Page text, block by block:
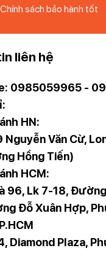
đều có thể sử dụng
và lược 2
là một dụng cụ cạo
nào cũng cần, đó là
và 7mm để cắt tỉa
người theo phong cách
phần lược tỉa ra để đạt
Chính sách bảo hành tốt
liên hệ
0985059965 -
HN:
Văn Cừ,
Hồng Tiến)
HCM:
96, Lk 7-18,
Đỗ Xuân Hợp,
Diamond Plaza,